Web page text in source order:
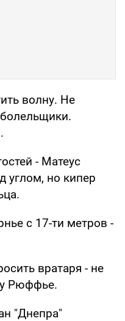
волну. Не
- Матеус
углом, но кипер
с 17-ти метров -
вратаря - не
у Рюффье.
"Днепра"